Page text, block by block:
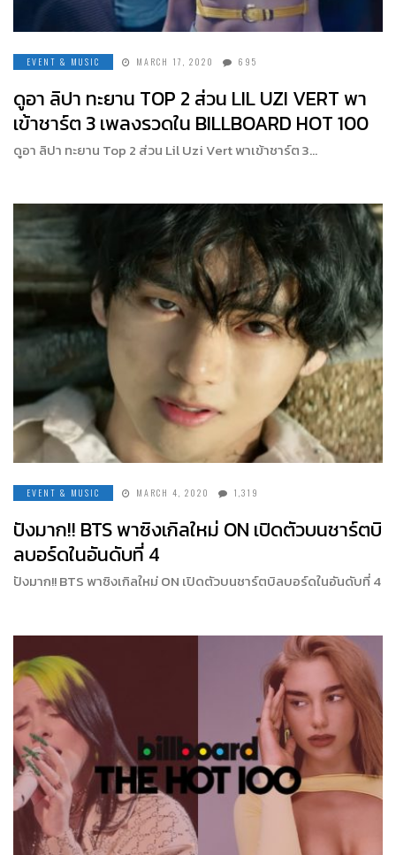
EVENT & MUSIC MARCH 17, 2020 695
ดูอา ลิปา ทะยาน TOP 2 ส่วน LIL UZI VERT พา
เข้าชาร์ต 3 เพลงรวดใน BILLBOARD HOT 100
ดูอา ลิปา ทะยาน Top 2 ส่วน Lil Uzi Vert พาเข้าชาร์ต 3…
EVENT & MUSIC MARCH 4, 2020 1,319
ปังมาก!! BTS พาซิงเกิลใหม่ ON เปิดตัวบนชาร์ตบิ
ลบอร์ดในอันดับที่ 4
ปังมาก!! BTS พาซิงเกิลใหม่ ON เปิดตัวบนชาร์ตบิลบอร์ดในอันดับที่ 4